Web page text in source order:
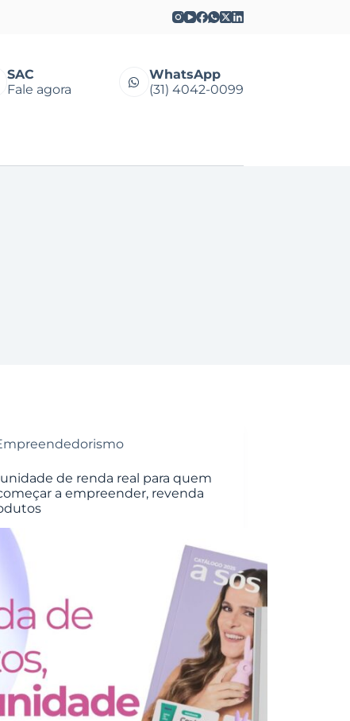
SAC
Fale agora
WhatsApp
(31) 4042-0099
de renda real para quem
a empreender, revenda